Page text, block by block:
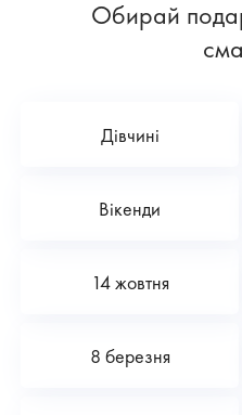
Обирай
Дівчині
Вікенди
14 жовтня
8 березня